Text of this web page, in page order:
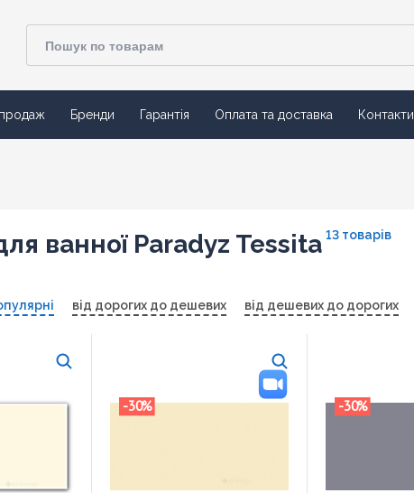
Бренди Гарантія Оплата та доставка Контакти
ванної Paradyz Tessita 13 товарів
від дорогих до дешевих від дешевих до дорогих
-30% -30%